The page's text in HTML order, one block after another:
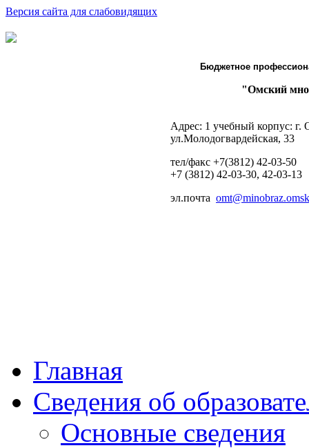
Версия сайта для слабовидящих
Бюджетное
"Омский
Адрес: 1 учебный корпус: г.
ул.Молодогвардейская, 33
тел/факс +7(3812) 42-03-50
+7 (3812) 42-03-30, 42-03-13
эл.почта
Главная
Сведения об
Основные сведения